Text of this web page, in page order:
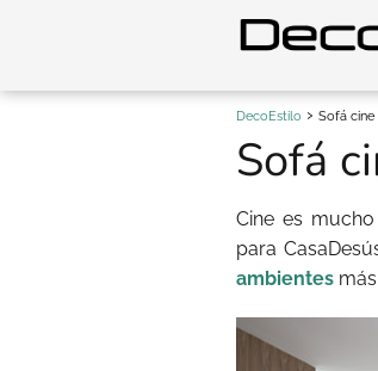
DecoEstilo Sofá cine
Sofá
Cine es
para
ambientes